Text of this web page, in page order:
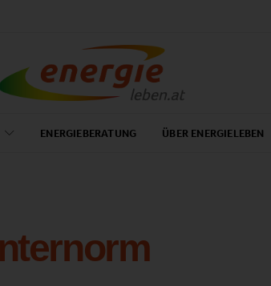
ENERGIEBERATUNG ÜBER ENERGIELEBEN